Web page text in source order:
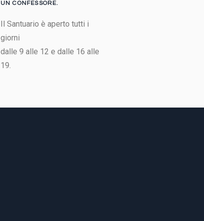
UN CONFESSORE.
Il Santuario è aperto tutti i
giorni
dalle 9 alle 12 e dalle 16 alle
19.